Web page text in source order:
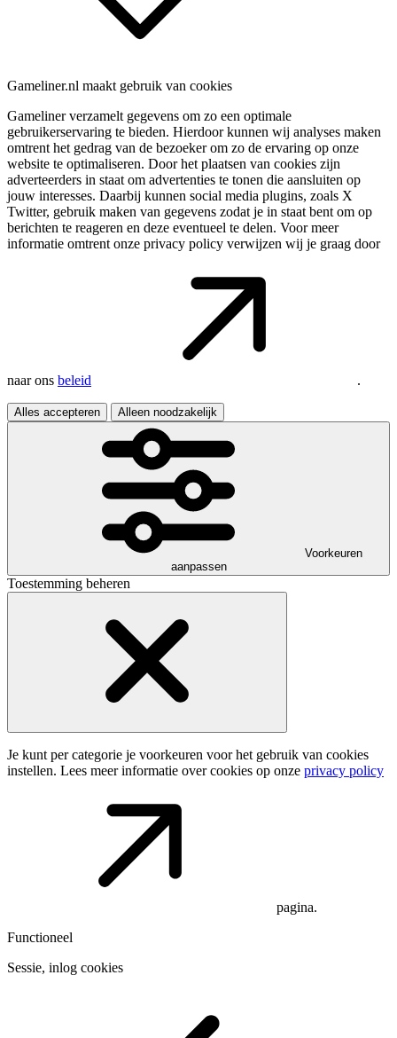
Gameliner.nl maakt gebruik van cookies
Gameliner verzamelt gegevens om zo een optimale
gebruikerservaring te bieden. Hierdoor kunnen wij analyses maken
omtrent het gedrag van de bezoeker om zo de ervaring op onze
website te optimaliseren. Door het plaatsen van cookies zijn
adverteerders in staat om advertenties te tonen die aansluiten op
jouw interesses. Daarbij kunnen social media plugins, zoals X
Twitter, gebruik maken van gegevens zodat je in staat bent om op
berichten te reageren en deze eventueel te delen. Voor meer
informatie omtrent onze privacy policy verwijzen wij je graag door
naar ons beleid .
Alles accepteren Alleen noodzakelijk
Voorkeuren
aanpassen
Toestemming beheren
Je kunt per categorie je voorkeuren voor het gebruik van cookies
instellen. Lees meer informatie over cookies op onze privacy policy
pagina.
Functioneel
Sessie, inlog cookies